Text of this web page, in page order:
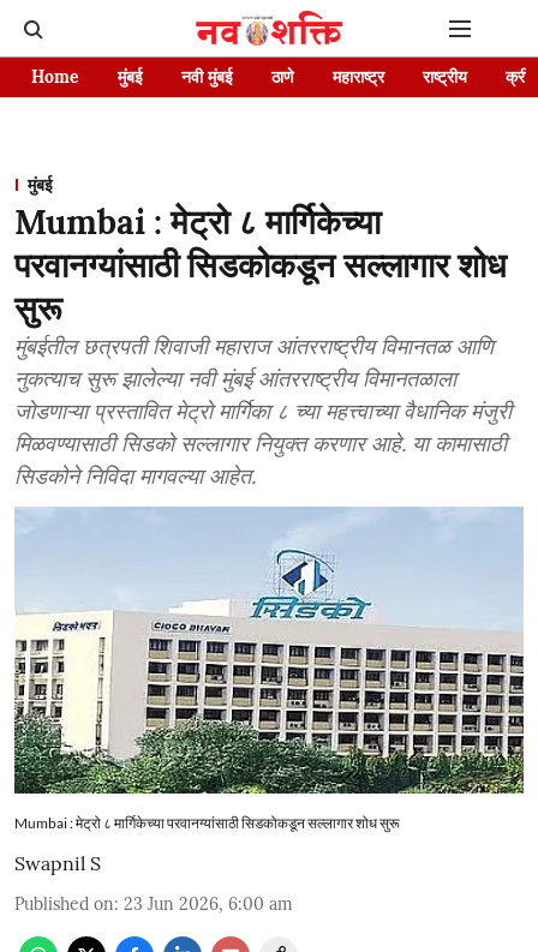
Home मुंबई नवी मुंबई ठाणे महाराष्ट्र राष्ट्रीय
मुंबई
Mumbai : मेट्रो ८ मार्गिकेच्या
परवानग्यांसाठी सिडकोकडून सल्लागार शोध
सुरू
मुंबईतील छत्रपती शिवाजी महाराज आंतरराष्ट्रीय विमानतळ आणि
नुकत्याच सुरू झालेल्या नवी मुंबई आंतरराष्ट्रीय विमानतळाला
जोडणाऱ्या प्रस्तावित मेट्रो मार्गिका ८ च्या महत्त्वाच्या वैधानिक मंजुरी
मिळवण्यासाठी सिडको सल्लागार नियुक्त करणार आहे. या कामासाठी
सिडकोने निविदा मागवल्या आहेत.
Mumbai : मेट्रो ८ मार्गिकेच्या परवानग्यांसाठी सिडकोकडून सल्लागार शोध सुरू
Swapnil S
Published on: 23 Jun 2026, 6:00 am